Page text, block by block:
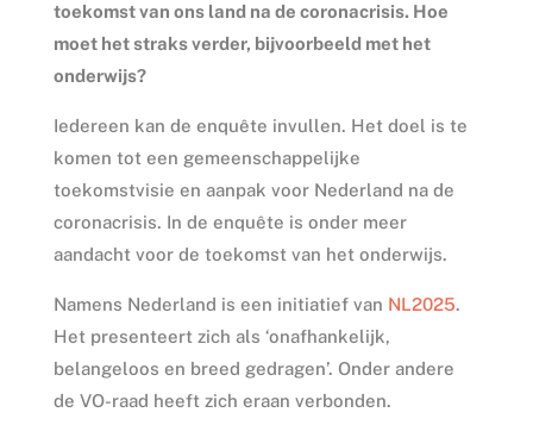
toekomst van ons land na de coronacrisis. Hoe
moet het straks verder, bijvoorbeeld met het
onderwijs?
Iedereen kan de enquête invullen. Het doel is te
komen tot een gemeenschappelijke
toekomstvisie en aanpak voor Nederland na de
coronacrisis. In de enquête is onder meer
aandacht voor de toekomst van het onderwijs.
Namens Nederland is een initiatief van NL2025.
Het presenteert zich als ‘onafhankelijk,
belangeloos en breed gedragen’. Onder andere
de VO-raad heeft zich eraan verbonden.